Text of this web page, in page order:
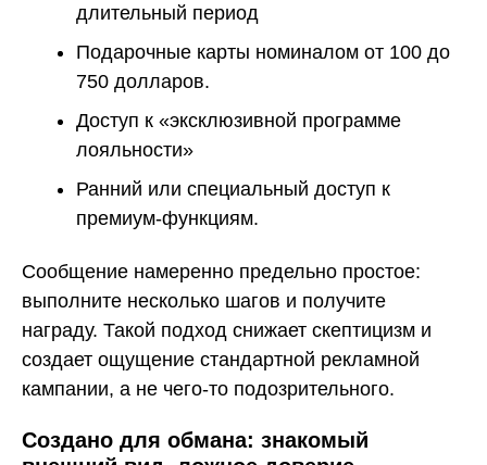
длительный период
Подарочные карты номиналом от 100 до
750 долларов.
Доступ к «эксклюзивной программе
лояльности»
Ранний или специальный доступ к
премиум-функциям.
Сообщение намеренно предельно простое:
выполните несколько шагов и получите
награду. Такой подход снижает скептицизм и
создает ощущение стандартной рекламной
кампании, а не чего-то подозрительного.
Создано для обмана: знакомый